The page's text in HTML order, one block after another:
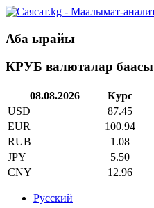
Аба ырайы
КРУБ валюталар баасы
08.08.2026
Курс
USD
87.45
EUR
100.94
RUB
1.08
JPY
5.50
CNY
12.96
Русский